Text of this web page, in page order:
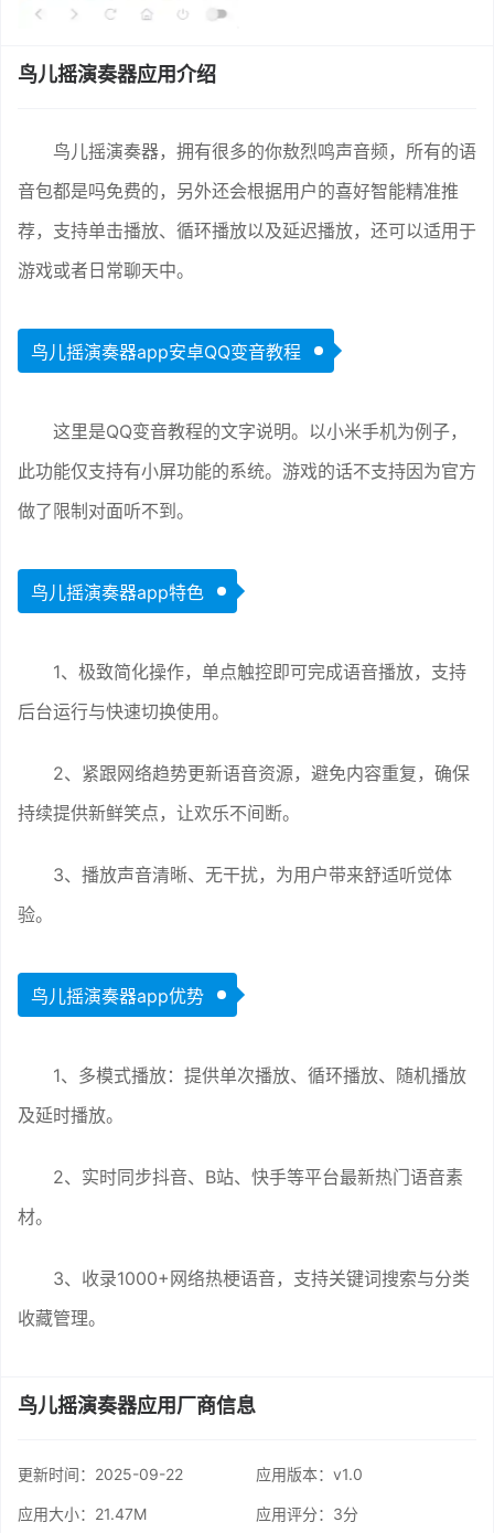
鸟儿摇演奏器应用介绍
鸟儿摇演奏器，拥有很多的你敖烈鸣声音频，所有的语
音包都是吗免费的，另外还会根据用户的喜好智能精准推
荐，支持单击播放、循环播放以及延迟播放，还可以适用于
游戏或者日常聊天中。
鸟儿摇演奏器app安卓QQ变音教程
这里是QQ变音教程的文字说明。以小米手机为例子，
此功能仅支持有小屏功能的系统。游戏的话不支持因为官方
做了限制对面听不到。
鸟儿摇演奏器app特色
1、极致简化操作，单点触控即可完成语音播放，支持
后台运行与快速切换使用。
2、紧跟网络趋势更新语音资源，避免内容重复，确保
持续提供新鲜笑点，让欢乐不间断。
3、播放声音清晰、无干扰，为用户带来舒适听觉体
验。
鸟儿摇演奏器app优势
1、多模式播放：提供单次播放、循环播放、随机播放
及延时播放。
2、实时同步抖音、B站、快手等平台最新热门语音素
材。
3、收录1000+网络热梗语音，支持关键词搜索与分类
收藏管理。
鸟儿摇演奏器应用厂商信息
更新时间： 2025-09-22 应用版本：v1.0
应用大小：21.47M 应用评分： 3分